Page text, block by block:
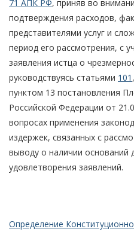
71 АПК РФ, приняв во
подтверждения расходов,
представителями услуг и
период его рассмотрения, с
заявления истца о
руководствуясь статьями 101 ,
пунктом 13 постановления
Российской Федерации от
вопросах применения
издержек, связанных с
выводу о наличии оснований
удовлетворения заявлений.
Определение